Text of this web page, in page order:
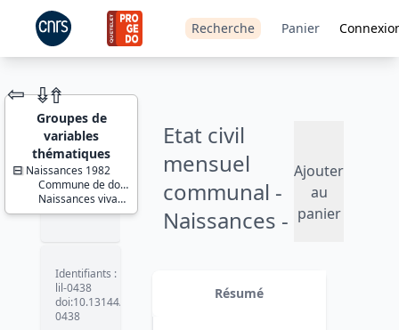
Recherche Panier
JEU DE
DONNÉES
Etat civil
mensuel
communal -
Naissances -
Ajouter
au
panier
⇦ ⇮⇮
Groupes de
variables
thématiques
Naissances 1982
Commune de domiciliation
Naissances vivantes
Identifiants :
lil-0438
doi:10.13144/lil-
0438
Résumé